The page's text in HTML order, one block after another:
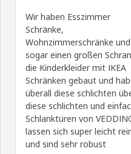
Wir haben Esszimmer
Schränke,
Wohnzimmerschränke und
sogar einen großen
die Kinderkleider mit IKEA
Schränken gebaut und
überall diese schlichten
diese schlichten und
Schlanktüren von
lassen sich super leicht
und sind sehr robust